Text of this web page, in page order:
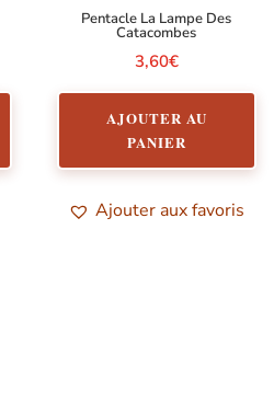
Pentacle La Lampe Des
Catacombes
3,60€
AJOUTER AU
PANIER
Ajouter aux favoris